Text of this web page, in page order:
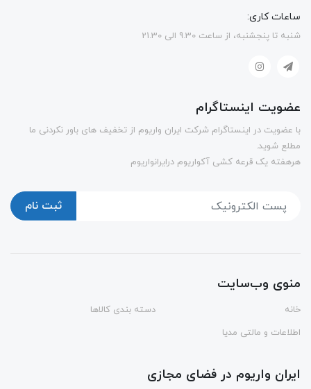
ساعات کاری:
شنبه تا پنجشنبه، از ساعت 9.30 الی 21.30
عضویت اینستاگرام
با عضویت در اینستاگرام شرکت ایران واریوم از تخفیف های باور نکردنی ما
مطلع شوید.
هرهفته یک قرعه کشی آکواریوم درایرانواریوم
ثبت نام
منوی وب‌سایت
خانه
دسته بندی کالاها
اطلاعات و مالتی مدیا
ایران واریوم در فضای مجازی